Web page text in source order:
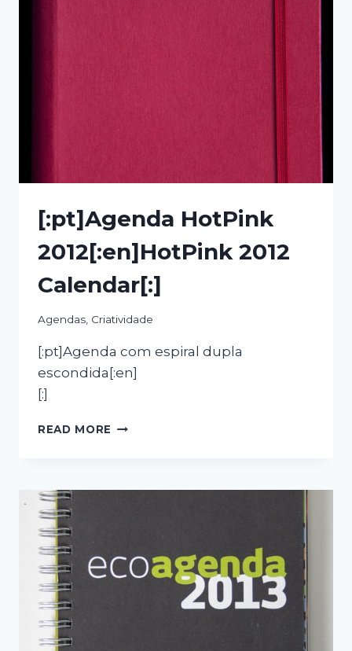
[:pt]Agenda HotPink
2012[:en]HotPink 2012
Calendar[:]
Agendas Criatividade
[:pt]Agenda com espiral dupla
escondida[:en]
[:]
READ MORE [:PT]AGENDA
CALENDAR[:]